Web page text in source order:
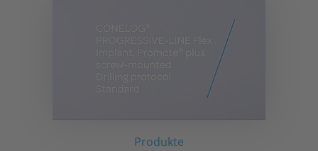
Produkte